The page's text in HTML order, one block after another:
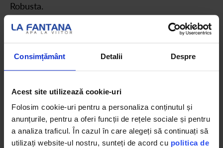
Consimțământ Detalii Despre
Acest site utilizează cookie-uri
Folosim cookie-uri pentru a personaliza conținutul și
anunțurile, pentru a oferi funcții de rețele sociale și pentru
a analiza traficul. În cazul în care alegeți să continuați să
utilizați website-ul nostru, sunteți de acord cu politica de
Robusta.
asigură o
amprentă
aromă
desăvârșită.
Gustul său este
bogat, cu un